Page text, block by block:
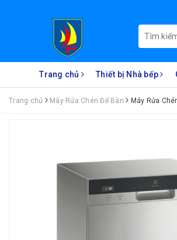
Trang chủ Thiết bị Nhà bếp
Trang chủ Máy Rửa Chén Để Bàn Máy Rửa